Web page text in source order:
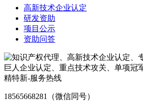
高新技术企业认定
研发资助
项目公示
资助问答
18565668281（微信同号）